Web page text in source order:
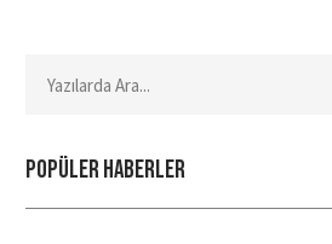
Popüler haberler